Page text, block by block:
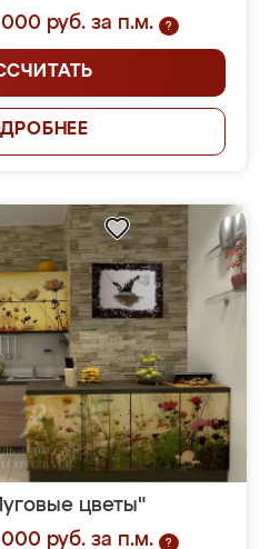
руб. за п.м.
?
цветы"
руб. за п.м.
?